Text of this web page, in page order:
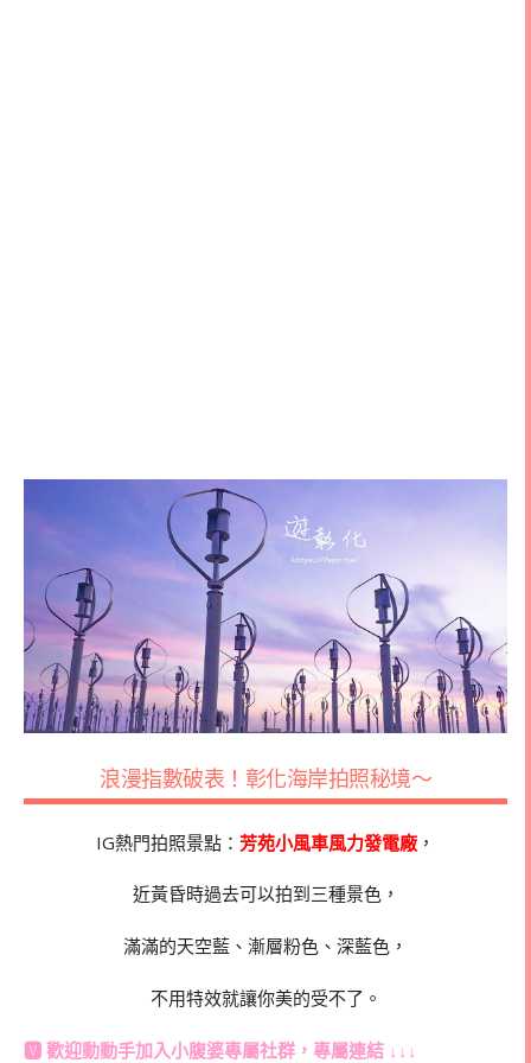
浪漫指數破表！彰化海岸拍照秘境～
IG熱門拍照景點： 芳苑小風車風力發電廠 ，
近黃昏時過去可以拍到三種景色，
滿滿的天空藍、漸層粉色、深藍色，
不用特效就讓你美的受不了。
🆅 歡迎動動手加入小腹婆專屬社群 ，專屬連結 ↓↓↓